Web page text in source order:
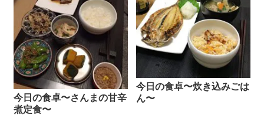
今日の食卓〜さんまの甘辛
煮定食〜
今日の食卓〜炊き込みごは
ん〜